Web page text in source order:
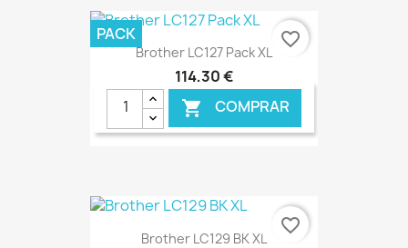
€ ONLINE
Brother LC127 Pack XL
114,30 €
 COMPRAR
€ ONLINE
PACK favorite_border
Brother LC129 BK XL
favorite_border